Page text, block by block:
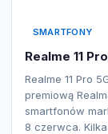
SMARTFONY
Realme 11
Realme 11 Pro
premiową
smartfonów
8 czerwca.